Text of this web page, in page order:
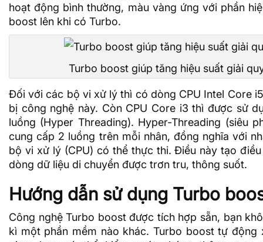
hoạt động bình thường, màu vàng ứng với phần
boost lên khi có Turbo.
Turbo boost giúp tăng hiệu suất giải
Đối với các bộ vi xử lý thì có dòng CPU Intel Core
bị công nghệ này. Còn CPU Core i3 thì được sử
luồng (Hyper Threading). Hyper-Threading (siêu
cung cấp 2 luồng trên mỗi nhân, đồng nghĩa với
bộ vi xử lý (CPU) có thể thực thi. Điều này tạo
dòng dữ liệu di chuyển được trơn tru, thông suốt.
Hướng dẫn sử dụng Turbo
Công nghệ Turbo boost được tích hợp sẵn, bạn
kì một phần mềm nào khác. Turbo boost tự